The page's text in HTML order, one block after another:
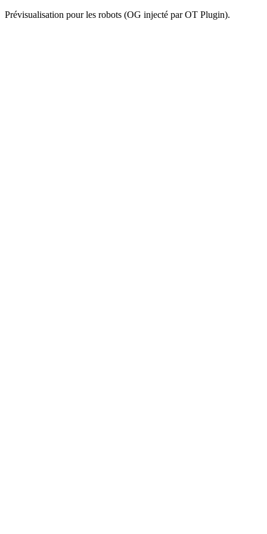
Prévisualisation pour les robots (OG injecté par OT Plugin).